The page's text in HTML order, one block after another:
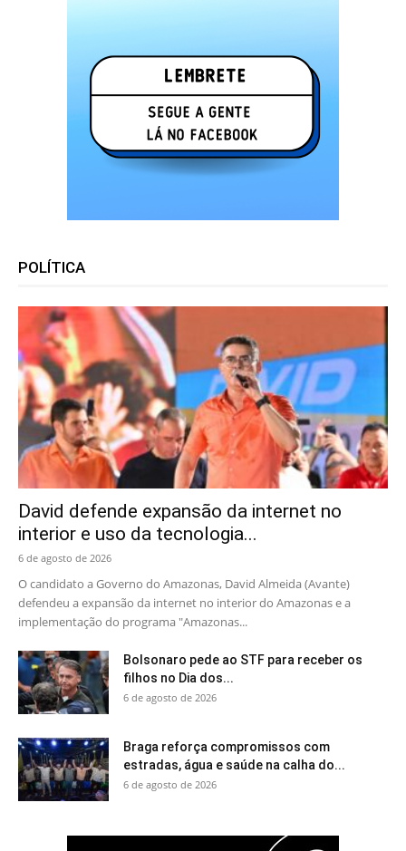
POLÍTICA
David defende expansão da internet no
interior e uso da tecnologia...
6 de agosto de 2026
O candidato a Governo do Amazonas, David Almeida (Avante)
defendeu a expansão da internet no interior do Amazonas e a
implementação do programa "Amazonas...
Bolsonaro pede ao STF para receber os
filhos no Dia dos...
6 de agosto de 2026
Braga reforça compromissos com
estradas, água e saúde na calha do...
6 de agosto de 2026